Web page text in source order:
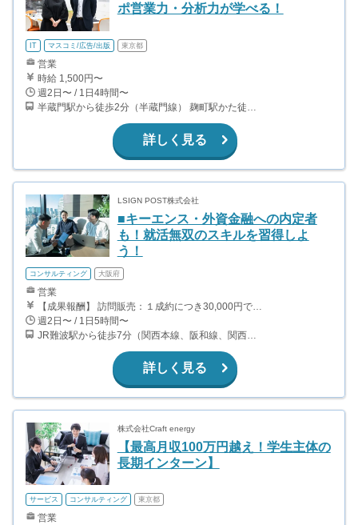
ポ営業力・分析力が学べる！
IT マスコミ/広告/出版 東京都
営業
時給 1,500円〜
週2日〜 / 1日4時間〜
詳しく見る
LSIGN POST株式会社
■キーエンス・外資金融への内定者
も！就活無双のスキルを習得しよ
う！
コンサルティング 大阪府
営業
【成果報酬】 訪問販売：１成約につき30,000円です。 例えば、光インターネットの成約であれば、平均的に2.5日で1件の契約が見込めます。（12,000円/1日6時間稼働） ＜月収例＞月に100万以上稼ぐ方もいます！ ・月5件成約：150,000円 ・月15件成約：450,000円 ・月30成約：900,000円➕マネジメントインセンティブ300,000円 合計1,200,000円 時給換算で2,000円程度が、平均的なインターン生の報酬となっています。
週2日〜 / 1日5時間〜
JR難波駅から徒歩7分（関西本線、阪和線、関西空港線） 大阪難波駅から徒歩13分（近鉄奈良線、阪神なんば線） 桜川駅から徒歩4分（大阪メトロ千日前線、阪神なんば線）
詳しく見る
株式会社Craft energy
【最高月収100万円越え！学生主体の
長期インターン】
サービス コンサルティング 東京都
営業